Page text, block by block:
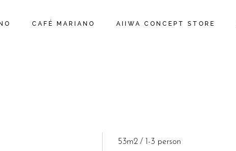
CAFÉ MARIANO AIIWA CONCEPT STORE
53m2 1-3 person